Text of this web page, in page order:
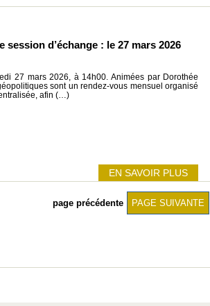
d’échange : le 27 mars 2026
27 mars 2026, à 14h00. Animées par Dorothée
sont un rendez-vous mensuel organisé
afin (…)
EN SAVOIR PLUS
page précédente PAGE SUIVANTE